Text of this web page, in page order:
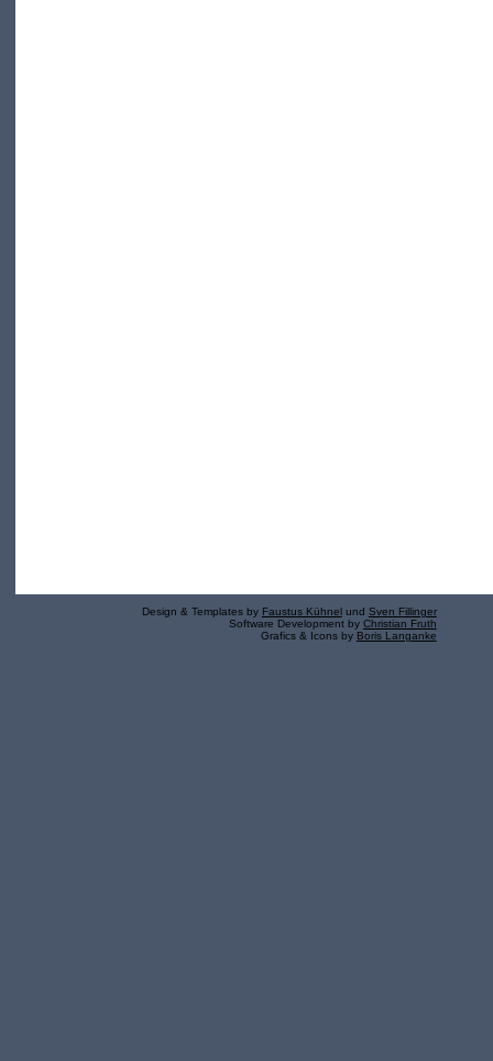
Design & Templates by Faustus Kühnel und Sven Fillinger
Software Development by Christian Fruth
Grafics & Icons by Boris Langanke